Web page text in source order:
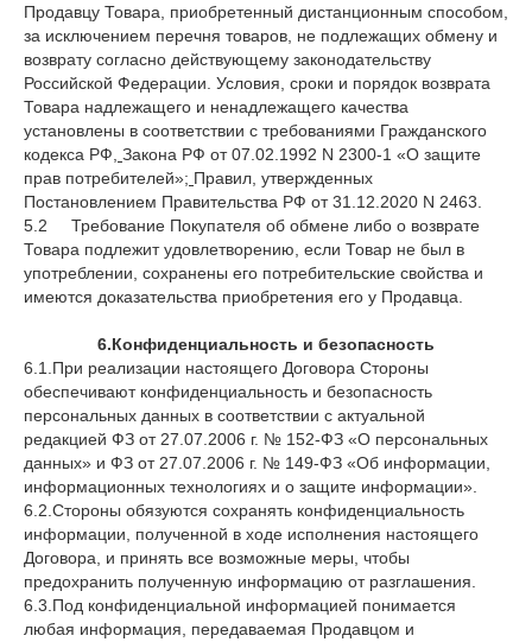
Продавцу Товара, приобретенный дистанционным способом,
за исключением перечня товаров, не подлежащих обмену и
возврату согласно действующему законодательству
Российской Федерации. Условия, сроки и порядок возврата
Товара надлежащего и ненадлежащего качества
установлены в соответствии с требованиями Гражданского
кодекса РФ Закона РФ от 07.02.1992 N 2300-1 «О защите
прав потребителей»; Правил, утвержденных
Постановлением Правительства РФ от 31.12.2020 N 2463.
5.2 Требование Покупателя об обмене либо о возврате
Товара подлежит удовлетворению, если Товар не был в
употреблении, сохранены его потребительские свойства и
имеются доказательства приобретения его у Продавца.
6.Конфиденциальность и безопасность
6.1.При реализации настоящего Договора Стороны
обеспечивают конфиденциальность и безопасность
персональных данных в соответствии с актуальной
редакцией ФЗ от 27.07.2006 г. № 152-ФЗ «О персональных
данных» и ФЗ от 27.07.2006 г. № 149-ФЗ «Об информации,
информационных технологиях и о защите информации».
6.2.Стороны обязуются сохранять конфиденциальность
информации, полученной в ходе исполнения настоящего
Договора, и принять все возможные меры, чтобы
предохранить полученную информацию от разглашения.
6.3.Под конфиденциальной информацией понимается
любая информация, передаваемая Продавцом и